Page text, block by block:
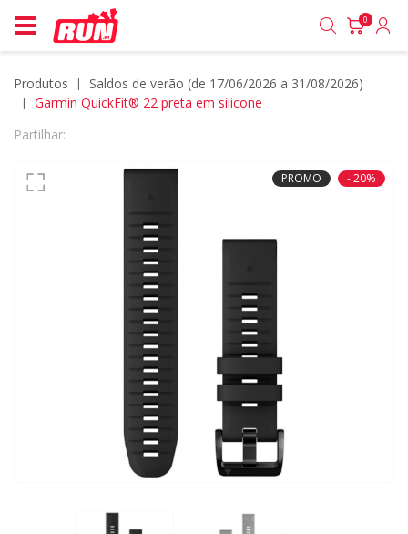
0
Produtos
saldos de verão (de 17/06/2026 a 31/08/2026)
Garmin QuickFit® 22 preta em silicone
Partilhar:
PROMO - 20%